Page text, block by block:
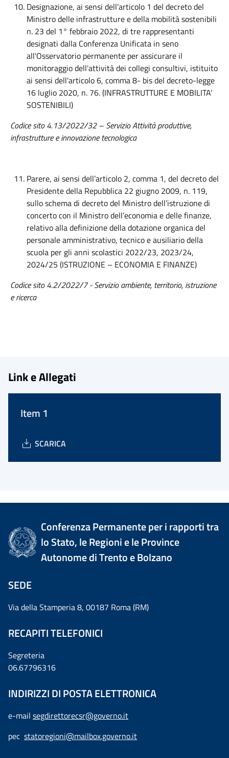
Designazione, ai sensi dell’articolo 1 del decreto del
Ministro delle infrastrutture e della mobilità sostenibili
n. 23 del 1° febbraio 2022, di tre rappresentanti
designati dalla Conferenza Unificata in seno
all'Osservatorio permanente per assicurare il
monitoraggio dell'attività dei collegi consultivi, istituito
ai sensi dell'articolo 6, comma 8- bis del decreto-legge
16 luglio 2020, n. 76. (INFRASTRUTTURE E MOBILITA’
SOSTENIBILI)
Codice sito 4.13/2022/32 – Servizio Attività produttive,
infrastrutture e innovazione tecnologica
Parere, ai sensi dell’articolo 2, comma 1, del decreto del
Presidente della Repubblica 22 giugno 2009, n. 119,
sullo schema di decreto del Ministro dell’istruzione di
concerto con il Ministro dell’economia e delle finanze,
relativo alla definizione della dotazione organica del
personale amministrativo, tecnico e ausiliario della
scuola per gli anni scolastici 2022/23, 2023/24,
2024/25 (ISTRUZIONE – ECONOMIA E FINANZE)
Codicesito 4.2/2022/7 - Servizio ambiente, territorio, istruzione
e ricerca
Link e Allegati
Item 1
SCARICA
Conferenza Permanente per i rapporti tra
lo Stato, le Regioni e le Province
Autonome di Trento e Bolzano
SEDE
Via della Stamperia 8, 00187 Roma (RM)
RECAPITI TELEFONICI
Segreteria
06.67796316
INDIRIZZI DI POSTA ELETTRONICA
e-mail segdirettorecsr@governo.it
pec statoregioni@mailbox.governo.it